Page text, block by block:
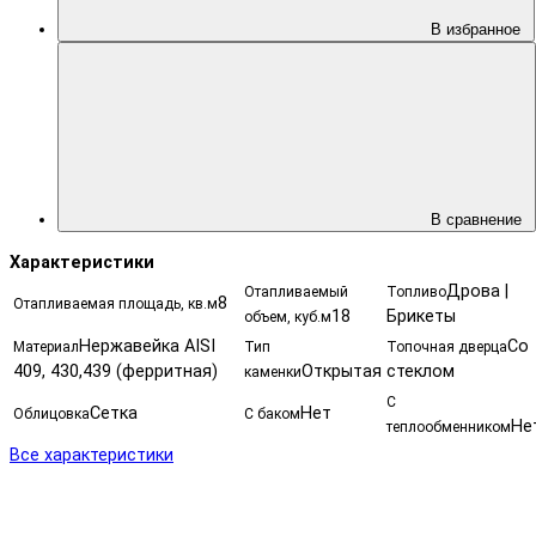
В избранное
В сравнение
Характеристики
Отапливаемая площадь, кв.м8
Отапливаемый
объем, куб.м18
ТопливоДрова |
Брикеты
Материал Нержавейка AISI
409, 430,439 (ферритная)
Тип
каменкиОткрытая
Топочная дверцаСо
стеклом
ОблицовкаСетка С баком Нет
С
теплообменником
Все характеристики